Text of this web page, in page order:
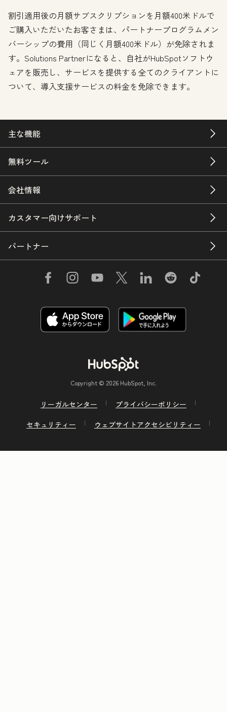
割引適用後の月額サブスクリプションを月額400米ドルで
ご購入いただいたお客さまは、パートナープログラムメン
バーシップの費用（同じく月額400米ドル）が免除されま
す。Solutions Partnerになると、自社がHubSpotソフトウ
ェアを販売し、サービスを提供する全てのクライアントに
ついて、導入支援サービスの料金を免除できます。
主な機能
無料ツール
会社情報
カスタマー向けサポート
パートナー
Copyright © 2026 HubSpot, Inc.
リーガルセンター
プライバシーポリシー
セキュリティー
ウェブサイトアクセシビリティー